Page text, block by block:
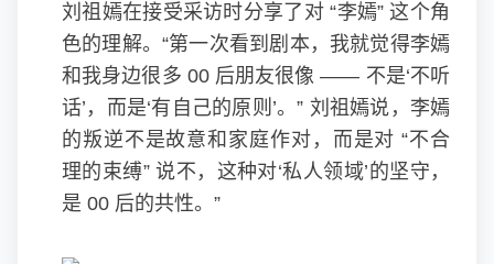
刘祖嫣在接受采访时分享了对 “李嫣” 这个角
色的理解。“第一次看到剧本，我就觉得李嫣
和我身边很多 00 后朋友很像 —— 不是‘不听
话’，而是‘有自己的原则’。” 刘祖嫣说，李嫣
的叛逆不是故意和家庭作对，而是对 “不合
理的束缚” 说不，这种对‘私人领域’的坚守，
是 00 后的共性。”